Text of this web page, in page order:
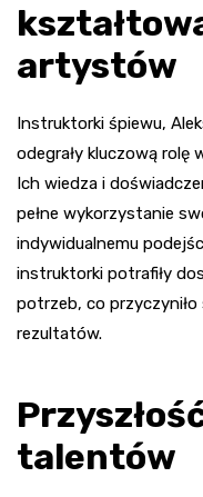
artystów
Instruktorki śpiewu,
odegrały kluczową rolę
Ich wiedza i
pełne wykorzystanie
indywidualnemu
instruktorki potrafiły
potrzeb, co
rezultatów.
talentów